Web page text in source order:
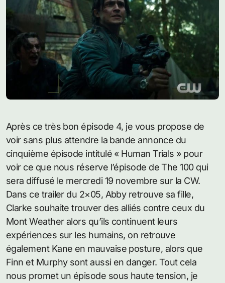
Après ce très bon épisode 4, je vous propose de
voir sans plus attendre la bande annonce du
cinquième épisode intitulé « Human Trials » pour
voir ce que nous réserve l’épisode de The 100 qui
sera diffusé le mercredi 19 novembre sur la CW.
Dans ce trailer du 2×05, Abby retrouve sa fille,
Clarke souhaite trouver des alliés contre ceux du
Mont Weather alors qu’ils continuent leurs
expériences sur les humains, on retrouve
également Kane en mauvaise posture, alors que
Finn et Murphy sont aussi en danger. Tout cela
nous promet un épisode sous haute tension, je